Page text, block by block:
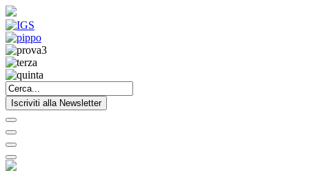
Iscriviti alla Newsletter